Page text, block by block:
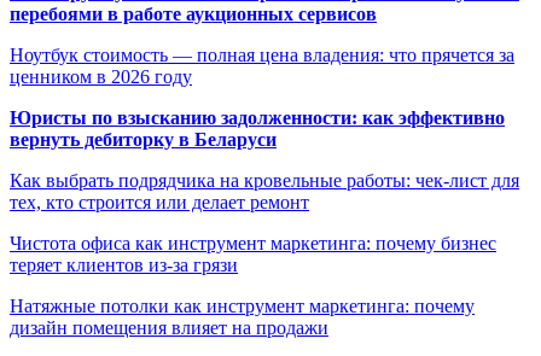
перебоями в работе аукционных сервисов
Ноутбук стоимость — полная цена владения: что прячется за
ценником в 2026 году
Юристы по взысканию задолженности: как эффективно
вернуть дебиторку в Беларуси
Как выбрать подрядчика на кровельные работы: чек-лист для
тех, кто строится или делает ремонт
Чистота офиса как инструмент маркетинга: почему бизнес
теряет клиентов из-за грязи
Натяжные потолки как инструмент маркетинга: почему
дизайн помещения влияет на продажи